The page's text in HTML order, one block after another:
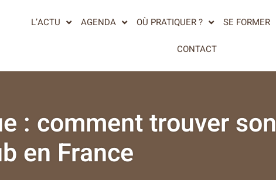
L’ACTU AGENDA OÙ PRATIQUER ? SE FORMER
CONTACT
: comment trouver son
en France